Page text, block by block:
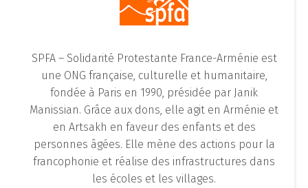
SPFA – Solidarité Protestante France-Arménie est
une ONG française, culturelle et humanitaire,
fondée à Paris en 1990, présidée par Janik
Manissian. Grâce aux dons, elle agit en Arménie et
en Artsakh en faveur des enfants et des
personnes âgées. Elle mène des actions pour la
francophonie et réalise des infrastructures dans
les écoles et les villages.